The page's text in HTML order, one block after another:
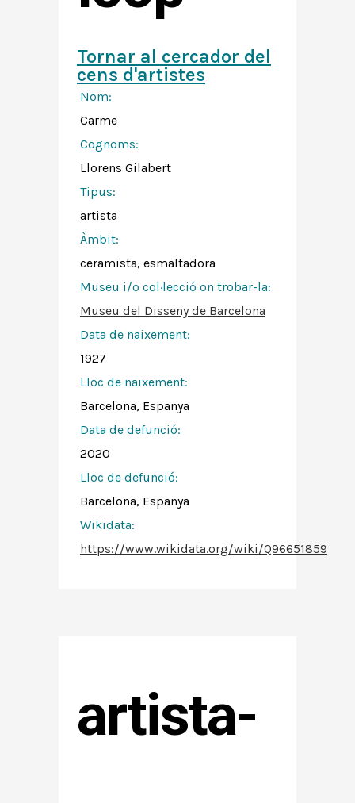
Tornar al cercador del
cens d'artistes
Nom:
Carme
Cognoms:
Llorens Gilabert
Tipus:
artista
Àmbit:
ceramista, esmaltadora
Museu i/o col·lecció on trobar-la:
Museu del Disseny de Barcelona
Data de naixement:
1927
Lloc de naixement:
Barcelona, Espanya
Data de defunció:
2020
Lloc de defunció:
Barcelona, Espanya
Wikidata:
https://www.wikidata.org/wiki/Q96651859
artista-